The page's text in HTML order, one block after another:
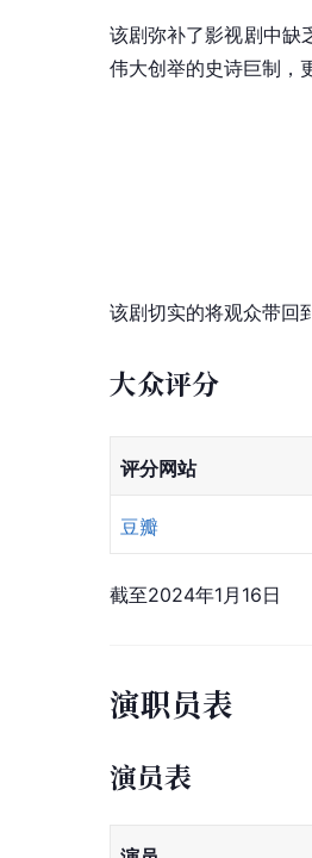
该剧弥补了影视剧中缺
伟大创举的史诗巨制，
该剧切实的将观众带回
大众评分
评分网站
豆瓣
截至2024年1月16日
演职员表
演员表